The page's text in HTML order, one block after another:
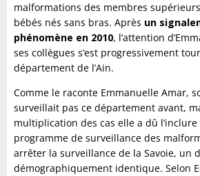
malformations des membres
bébés nés sans bras. Après un
phénomène en 2010, l’attention
ses collègues s’est progressivement
département de l’Ain.
Comme le raconte Emmanuelle Amar,
surveillait pas ce département avant,
multiplication des cas elle a dû l’inclure
programme de surveillance des
arrêter la surveillance de la Savoie, un
démographiquement identique. Selon